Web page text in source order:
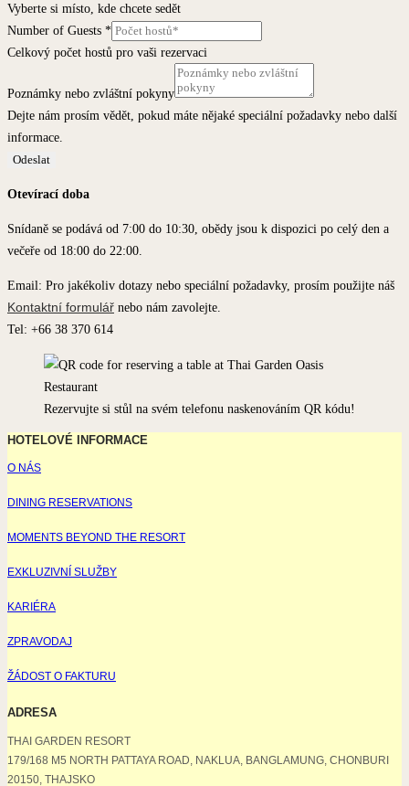
Vyberte si místo, kde chcete sedět
Number of Guests *
Celkový počet hostů pro vaši rezervaci
Poznámky nebo zvláštní pokyny
Dejte nám prosím vědět, pokud máte nějaké speciální požadavky nebo další
informace.
Odeslat
Otevírací doba
Snídaně se podává od 7:00 do 10:30, obědy jsou k dispozici po celý den a
večeře od 18:00 do 22:00.
Email: Pro jakékoliv dotazy nebo speciální požadavky, prosím použijte náš
Kontaktní formulář nebo nám zavolejte.
Tel: +66 38 370 614
Rezervujte si stůl na svém telefonu naskenováním QR kódu!
HOTELOVÉ INFORMACE
O NÁS
DINING RESERVATIONS
MOMENTS BEYOND THE RESORT
EXKLUZIVNÍ SLUŽBY
KARIÉRA
ZPRAVODAJ
ŽÁDOST O FAKTURU
ADRESA
THAI GARDEN RESORT
179/168 M5 NORTH PATTAYA ROAD, NAKLUA, BANGLAMUNG, CHONBURI
20150, THAJSKO